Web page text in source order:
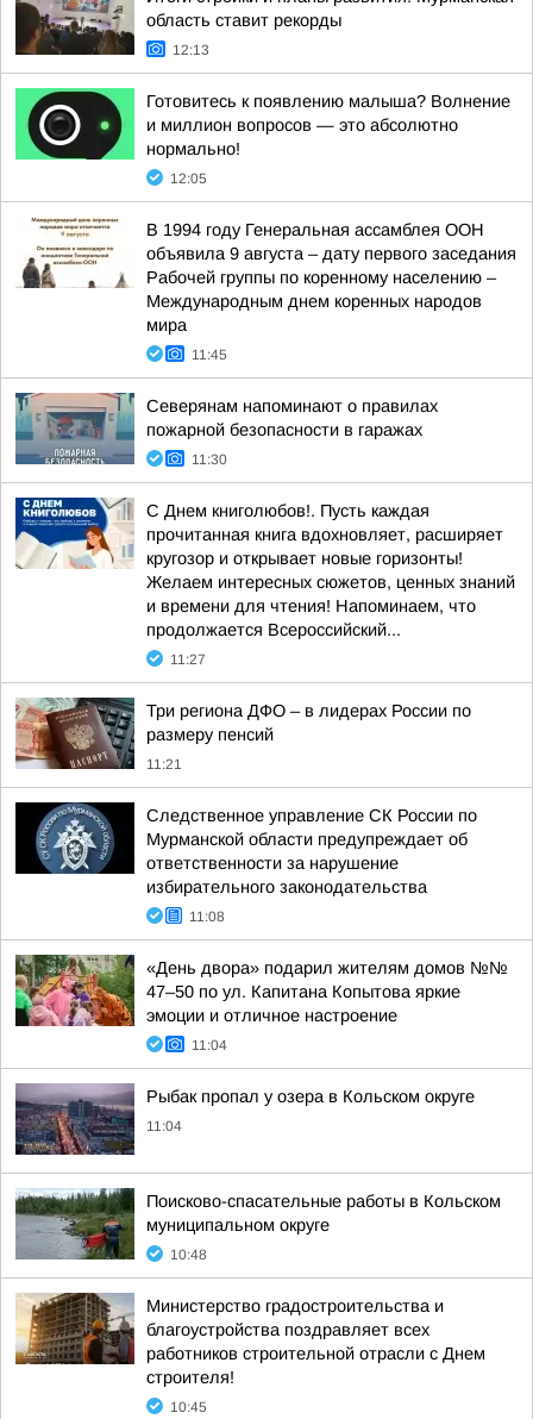
область ставит рекорды
12:13
Готовитесь к появлению малыша? Волнение
и миллион вопросов — это абсолютно
нормально!
12:05
В 1994 году Генеральная ассамблея ООН
объявила 9 августа – дату первого заседания
Рабочей группы по коренному населению –
Международным днем коренных народов
мира
11:45
Северянам напоминают о правилах
пожарной безопасности в гаражах
11:30
С Днем книголюбов!. Пусть каждая
прочитанная книга вдохновляет, расширяет
кругозор и открывает новые горизонты!
Желаем интересных сюжетов, ценных знаний
и времени для чтения! Напоминаем, что
продолжается Всероссийский...
11:27
Три региона ДФО – в лидерах России по
размеру пенсий
11:21
Следственное управление СК России по
Мурманской области предупреждает об
ответственности за нарушение
избирательного законодательства
11:08
«День двора» подарил жителям домов №№
47–50 по ул. Капитана Копытова яркие
эмоции и отличное настроение
11:04
Рыбак пропал у озера в Кольском округе
11:04
Поисково-спасательные работы в Кольском
муниципальном округе
10:48
Министерство градостроительства и
благоустройства поздравляет всех
работников строительной отрасли с Днем
строителя!
10:45